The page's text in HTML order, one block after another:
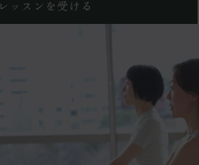
レッスンを受ける